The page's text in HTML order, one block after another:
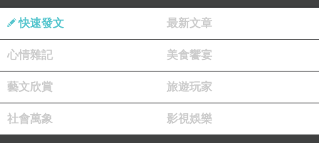
快速發文 最新文章
心情雜記 美食饗宴
藝文欣賞 旅遊玩家
社會萬象 影視娛樂